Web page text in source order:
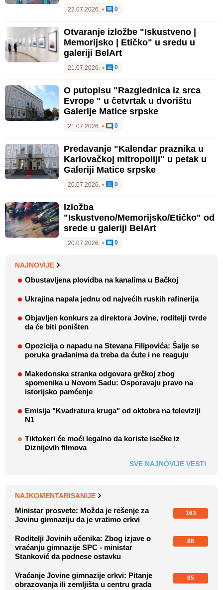
22.07.2026. • 0
Otvaranje izložbe "Iskustveno |
Memorijsko | Etičko" u sredu u
galeriji BelArt
21.07.2026. • 0
O putopisu "Razglednica iz srca
Evrope " u četvrtak u dvorištu
Galerije Matice srpske
21.07.2026. • 0
Predavanje "Kalendar praznika u
Karlovačkoj mitropoliji" u petak u
Galeriji Matice srpske
20.07.2026. • 0
Izložba
"Iskustveno/Memorijsko/Etičko" od
srede u galeriji BelArt
20.07.2026. • 0
NAJNOVIJE
Obustavljena plovidba na kanalima u Bačkoj
Ukrajina napala jednu od najvećih ruskih rafinerija
Objavljen konkurs za direktora Jovine, roditelji tvrde
da će biti poništen
Opozicija o napadu na Stevana Filipovića: Šalje se
poruka građanima da treba da ćute i ne reaguju
Makedonska stranka odgovara grčkoj zbog
spomenika u Novom Sadu: Osporavaju pravo na
istorijsko pamćenje
Emisija "Kvadratura kruga" od oktobra na televiziji
N1
Tiktokeri će moći legalno da koriste isečke iz
Diznijevih filmova
SVE NAJNOVIJE VESTI
NAJKOMENTARISANIJE
Ministar prosvete: Možda je rešenje za
Jovinu gimnaziju da je vratimo crkvi
163
Roditelji Jovinih učenika: Zbog izjave o
vraćanju gimnazije SPC - ministar
Stanković da podnese ostavku
88
Vraćanje Jovine gimnazije crkvi: Pitanje
obrazovanja ili zemljišta u centru grada
85